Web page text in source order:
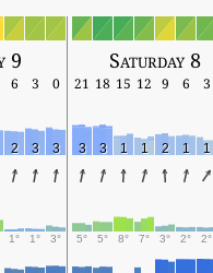
Saturday 8
9
3
6
9
12
15
18
21
0
3
6
1
1
2
1
1
3
3
3
3
2
2°
2°
3°
7°
8°
5°
5°
3°
1°
1°